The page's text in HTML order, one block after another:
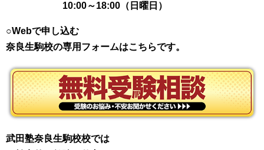
10:00～18:00（日曜日）
○Webで申し込む
奈良生駒校の専用フォームはこちらです。
武田塾奈良生駒校校では